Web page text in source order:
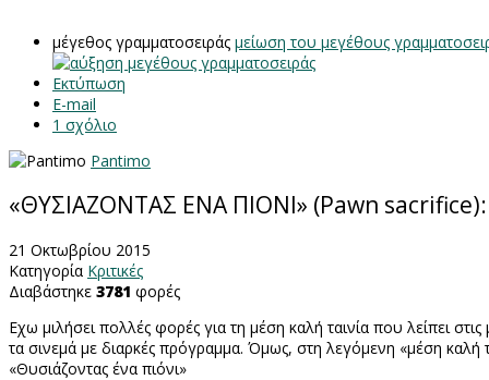
μέγεθος γραμματοσειράς μείωση του μεγέθους
Εκτύπωση
E-mail
1 σχόλιο
Pantimo
«ΘΥΣΙΑΖΟΝΤΑΣ ΕΝΑ ΠΙΟΝΙ» (Pawn
21 Οκτωβρίου 2015
Κατηγορία Κριτικές
Διαβάστηκε 3781 φορές
Εχω μιλήσει πολλές φορές για τη μέση καλή ταινία που λείπει
τα σινεμά με διαρκές πρόγραμμα. Όμως, στη λεγόμενη «μέση καλή
«Θυσιάζοντας ένα πιόνι»